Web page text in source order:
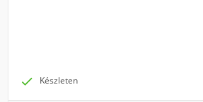
 Készleten